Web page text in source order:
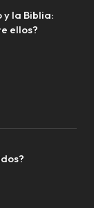
y la Biblia:
ellos?